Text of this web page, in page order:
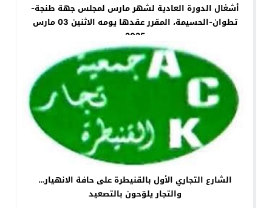
أشغال الدورة العادية لشهر مارس لمجلس جهة طنجة-
تطوان-الحسيمة، المقرر عقدها يومه الاثنين 03 مارس
2025
الشارع التجاري الأول بالقنيطرة على حافة الانهيار…
والتجار يلوّحون بالتصعيد